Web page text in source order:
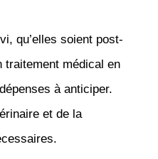
qu’elles soient post-
traitement médical en
à anticiper.
et de la